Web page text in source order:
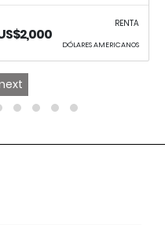
RENTA
DÓLARES AMERICANOS